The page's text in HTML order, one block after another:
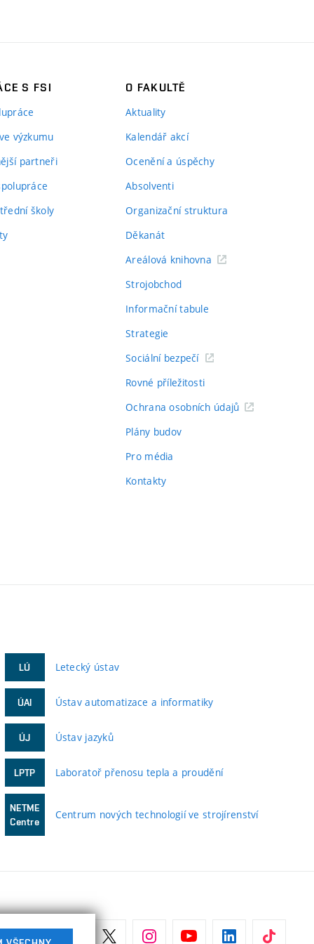
S FSI
výzkumu
partneři
školy
O FAKULTĚ
Aktuality
Kalendář akcí
Ocenění a úspěchy
Absolventi
Organizační struktura
Děkanát
Areálová knihovna
Strojobchod
Informační tabule
Strategie
Sociální bezpečí
Rovné příležitosti
Ochrana osobních údajů
Plány budov
Pro média
Kontakty
LÚ Letecký ústav
ÚAI Ústav automatizace a informatiky
ÚJ Ústav jazyků
LPTP Laboratoř přenosu tepla a proudění
NETME
Centre
Centrum nových technologií ve strojírenství